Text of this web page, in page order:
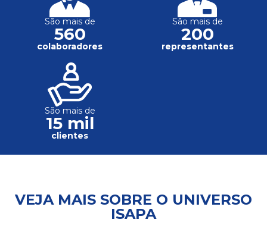
São mais de
560
colaboradores
São mais de
200
representantes
São mais de
15 mil
clientes
VEJA MAIS SOBRE O UNIVERSO
ISAPA